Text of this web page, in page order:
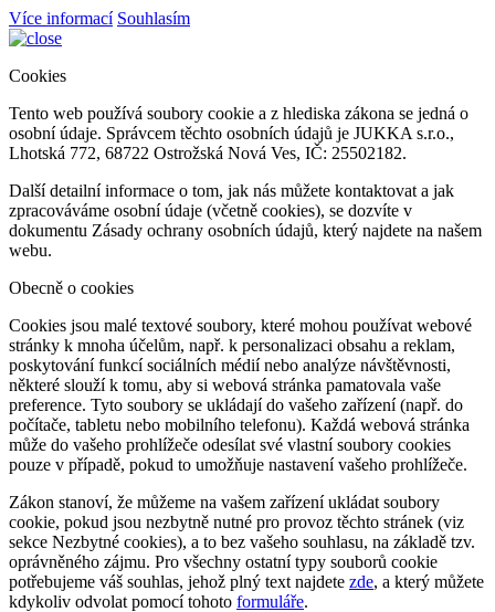
Více informací Souhlasím
Cookies
Tento web používá soubory cookie a z hlediska zákona se jedná o
osobní údaje. Správcem těchto osobních údajů je JUKKA s.r.o.,
Lhotská 772, 68722 Ostrožská Nová Ves, IČ: 25502182.
Další detailní informace o tom, jak nás můžete kontaktovat a jak
zpracováváme osobní údaje (včetně cookies), se dozvíte v
dokumentu Zásady ochrany osobních údajů, který najdete na našem
webu.
Obecně o cookies
Cookies jsou malé textové soubory, které mohou používat webové
stránky k mnoha účelům, např. k personalizaci obsahu a reklam,
poskytování funkcí sociálních médií nebo analýze návštěvnosti,
některé slouží k tomu, aby si webová stránka pamatovala vaše
preference. Tyto soubory se ukládají do vašeho zařízení (např. do
počítače, tabletu nebo mobilního telefonu). Každá webová stránka
může do vašeho prohlížeče odesílat své vlastní soubory cookies
pouze v případě, pokud to umožňuje nastavení vašeho prohlížeče.
Zákon stanoví, že můžeme na vašem zařízení ukládat soubory
cookie, pokud jsou nezbytně nutné pro provoz těchto stránek (viz
sekce Nezbytné cookies), a to bez vašeho souhlasu, na základě tzv.
oprávněného zájmu. Pro všechny ostatní typy souborů cookie
potřebujeme váš souhlas, jehož plný text najdete zde, a který můžete
kdykoliv odvolat pomocí tohoto formuláře.